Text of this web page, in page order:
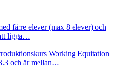
färre elever (max 8 elever) och
ligga…
Working Equitation
och är mellan…